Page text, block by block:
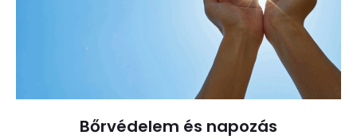
Bőrvédelem és napozás